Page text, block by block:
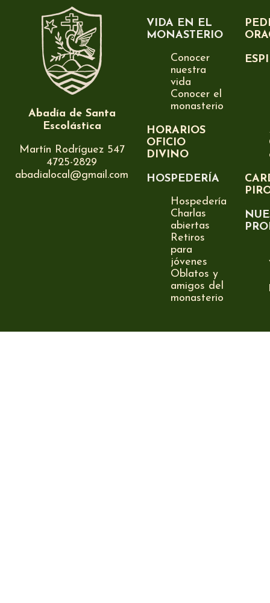
Abadía de Santa
Escolástica
Martín Rodríguez 547
4725-2829
abadialocal@gmail.com
VIDA EN EL
MONASTERIO
Conocer
nuestra
vida
Conocer el
monasterio
HORARIOS
OFICIO
DIVINO
HOSPEDERÍA
Hospedería
Charlas
abiertas
Retiros
para
jóvenes
Oblatos y
amigos del
monasterio